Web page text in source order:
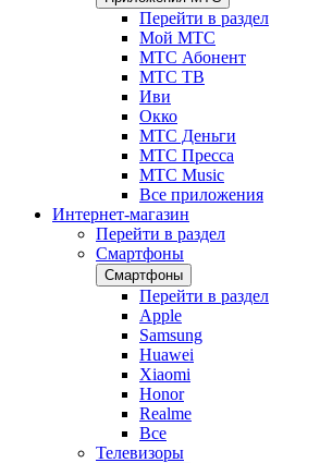
Перейти в раздел
Мой МТС
МТС Абонент
МТС ТВ
Иви
Окко
МТС Деньги
МТС Пресса
МТС Music
Все приложения
Интернет-магазин
Перейти в раздел
Смартфоны
Смартфоны
Перейти в раздел
Apple
Samsung
Huawei
Xiaomi
Honor
Realme
Все
Телевизоры